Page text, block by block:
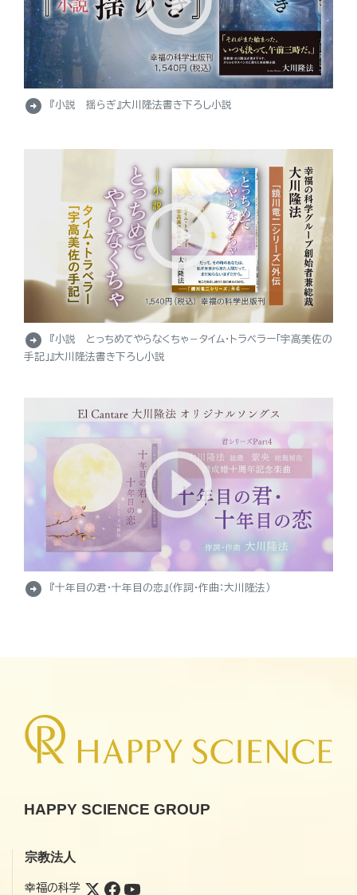
arrow_circle_right 『小説 揺らぎ』大川隆法書き下ろし小説
arrow_circle_right
『小説 とっちめてやらなくちゃ－タイム・トラベラー「宇高美佐の
手記」』大川隆法書き下ろし小説
arrow_circle_right 『十年目の君・十年目の恋』（作詞・作曲：大川隆法）
HAPPY SCIENCE GROUP
宗教法人
幸福の科学